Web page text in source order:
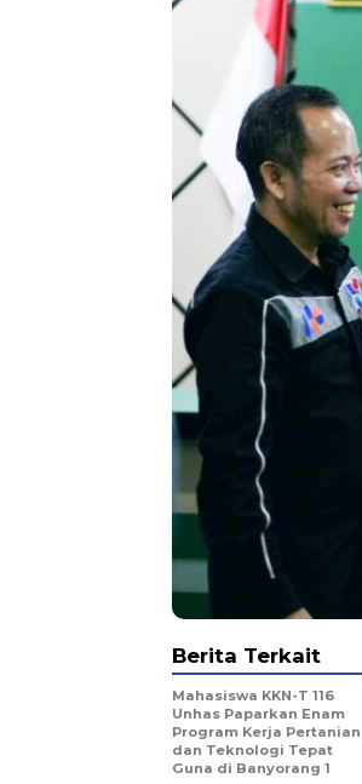
Berita Terkait
Mahasiswa KKN-T 116
Unhas Paparkan Enam
Program Kerja Pertanian
dan Teknologi Tepat
Guna di Banyorang 1